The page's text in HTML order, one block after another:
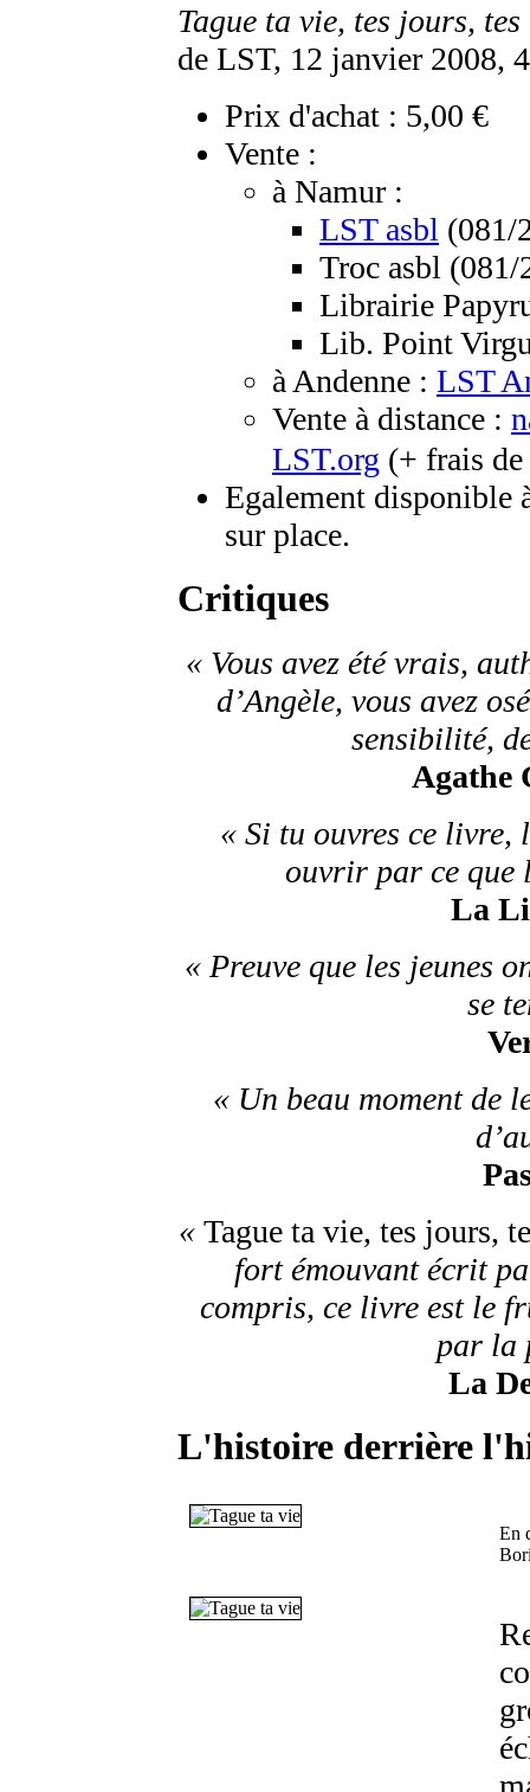
Tague ta vie, tes jours,
de LST, 12 janvier 2008,
Prix d'achat : 5,00 €
Vente :
à Namur :
LST asbl (081/
Troc asbl (081/
Librairie
Lib. Point
à Andenne : LST
Vente à distance :
LST.org (+ frais
Egalement disponible
sur place.
Critiques
« Vous avez été vrais,
d’Angèle, vous avez
sensibilité,
Agathe
« Si tu ouvres ce
ouvrir par ce que
La
« Preuve que les jeunes
se
« Un beau moment de
« Tague ta vie, tes jours,
fort émouvant écrit
compris, ce livre est le
par la
La
L'histoire derrière
En